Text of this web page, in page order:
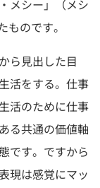
メシー」（メシ
のです。
ら見出した目
活をする。仕事
活のために仕事
る共通の価値軸
です。ですから
現は感覚にマッ